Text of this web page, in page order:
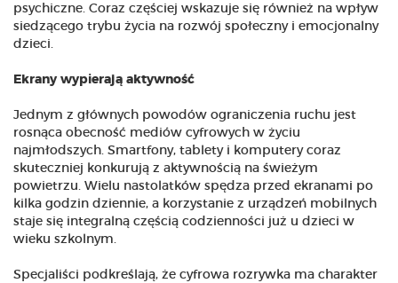
psychiczne. Coraz częściej wskazuje się również na wpływ
siedzącego trybu życia na rozwój społeczny i emocjonalny
dzieci.
Ekrany wypierają aktywność
Jednym z głównych powodów ograniczenia ruchu jest
rosnąca obecność mediów cyfrowych w życiu
najmłodszych. Smartfony, tablety i komputery coraz
skuteczniej konkurują z aktywnością na świeżym
powietrzu. Wielu nastolatków spędza przed ekranami po
kilka godzin dziennie, a korzystanie z urządzeń mobilnych
staje się integralną częścią codzienności już u dzieci w
wieku szkolnym.
Specjaliści podkreślają, że cyfrowa rozrywka ma charakter